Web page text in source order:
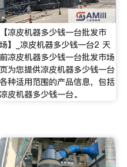
【凉皮机器多少钱一台批发市
场】_凉皮机器多少钱一台2 天
前凉皮机器多少钱一台批发市场
页为您提供凉皮机器多少钱一台
各种适用范围的产品信息，包括
凉皮机器多少钱一台。